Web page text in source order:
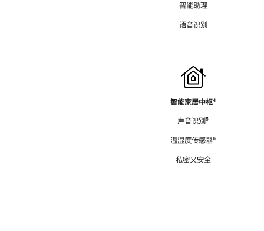
智能助理
语音识别
智能家居中枢脚
⁴
声音识别脚
⁵
温湿度传感器脚
⁶
私密又安全